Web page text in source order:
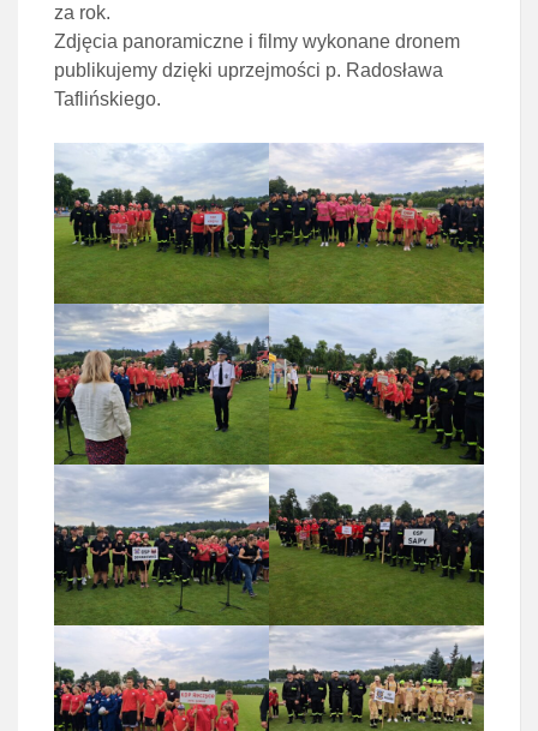
za rok.
Zdjęcia panoramiczne i filmy wykonane dronem
publikujemy dzięki uprzejmości p. Radosława
Taflińskiego.